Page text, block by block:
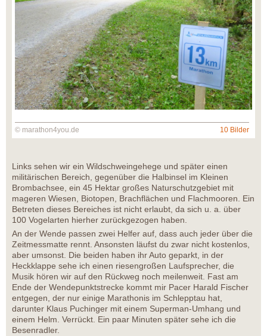
© marathon4you.de 10 Bilder
Links sehen wir ein Wildschweingehege und später einen
militärischen Bereich, gegenüber die Halbinsel im Kleinen
Brombachsee, ein 45 Hektar großes Naturschutzgebiet mit
mageren Wiesen, Biotopen, Brachflächen und Flachmooren. Ein
Betreten dieses Bereiches ist nicht erlaubt, da sich u. a. über
100 Vogelarten hierher zurückgezogen haben.
An der Wende passen zwei Helfer auf, dass auch jeder über die
Zeitmessmatte rennt. Ansonsten läufst du zwar nicht kostenlos,
aber umsonst. Die beiden haben ihr Auto geparkt, in der
Heckklappe sehe ich einen riesengroßen Laufsprecher, die
Musik hören wir auf den Rückweg noch meilenweit. Fast am
Ende der Wendepunktstrecke kommt mir Pacer Harald Fischer
entgegen, der nur einige Marathonis im Schlepptau hat,
darunter Klaus Puchinger mit einem Superman-Umhang und
einem Helm. Verrückt. Ein paar Minuten später sehe ich die
Besenradler.